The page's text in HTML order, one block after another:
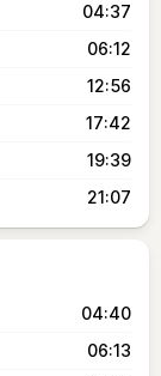
04:37
06:12
12:56
17:42
19:39
21:07
04:40
06:13